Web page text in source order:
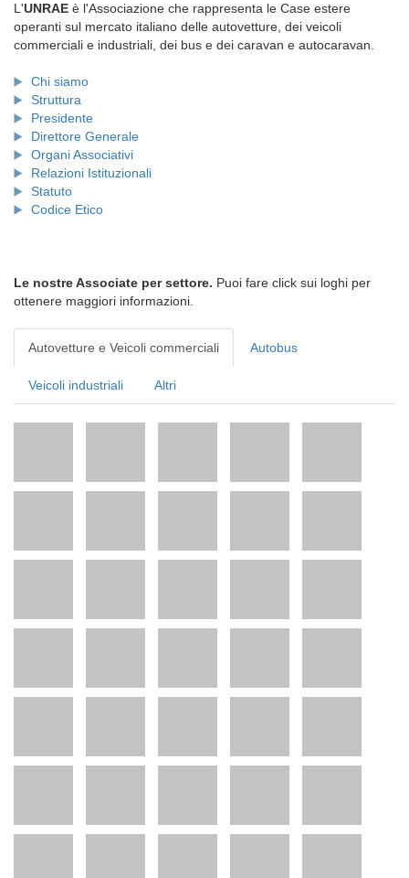
L'UNRAE è l'Associazione che rappresenta le Case estere
operanti sul mercato italiano delle autovetture, dei veicoli
commerciali e industriali, dei bus e dei caravan e autocaravan.
Chi siamo
Struttura
Presidente
Direttore Generale
Organi Associativi
Relazioni Istituzionali
Statuto
Codice Etico
Le nostre Associate per settore. Puoi fare click sui loghi per
ottenere maggiori informazioni.
Autovetture e Veicoli commerciali Autobus
Veicoli industriali Altri